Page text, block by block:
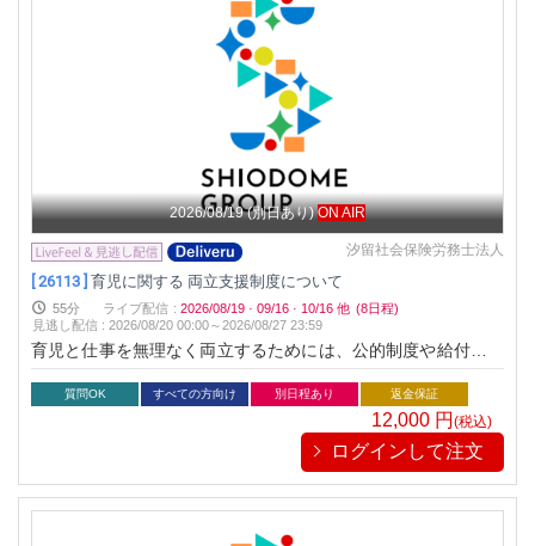
2026/08/19 (別日あり) ON AIR
汐留社会保険労務士法人
[ 26113 ] 育児に関する 両立支援制度について
55分 ライブ配信 : 2026/08/19 · 09/16 · 10/16 他 (8日程)
見逃し配信 :2026/08/20 00:00～2026/08/27 23:59
育児と仕事を無理なく両立するためには、公的制度や給付金を
正しく理解し、賢く活用することが重要です。本セミナーで
は、産前産後から復職後までをトータルにサポートする制度や
給付金の仕組みをわかりやすく解説し、実際の事例を交え
て“両立の現実的な選択肢”を学びます。
質問OK すべての方向け 別日程あり 返金保証
12,000 円(税込)
ログインして注文